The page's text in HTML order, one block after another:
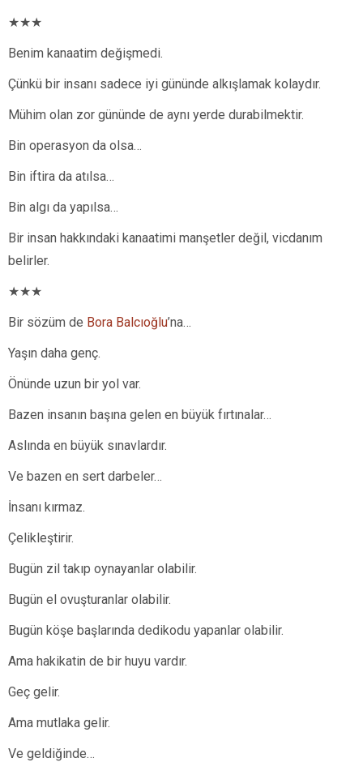
★★★
Benim kanaatim değişmedi.
Çünkü bir insanı sadece iyi gününde alkışlamak kolaydır.
Mühim olan zor gününde de aynı yerde durabilmektir.
Bin operasyon da olsa…
Bin iftira da atılsa…
Bin algı da yapılsa…
Bir insan hakkındaki kanaatimi manşetler değil, vicdanım
belirler.
★★★
Bir sözüm de Bora Balcıoğlu’na…
Yaşın daha genç.
Önünde uzun bir yol var.
Bazen insanın başına gelen en büyük fırtınalar…
Aslında en büyük sınavlardır.
Ve bazen en sert darbeler…
İnsanı kırmaz.
Çelikleştirir.
Bugün zil takıp oynayanlar olabilir.
Bugün el ovuşturanlar olabilir.
Bugün köşe başlarında dedikodu yapanlar olabilir.
Ama hakikatin de bir huyu vardır.
Geç gelir.
Ama mutlaka gelir.
Ve geldiğinde…